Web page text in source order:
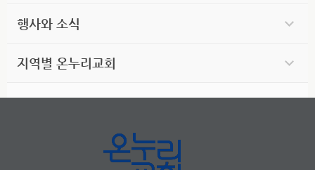
행사와 소식
지역별 온누리교회